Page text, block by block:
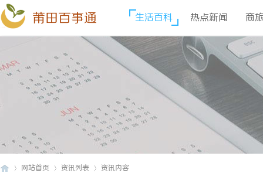
莆田百事通 生活百科 热点新闻 商
网站首页 资讯列表 资讯内容